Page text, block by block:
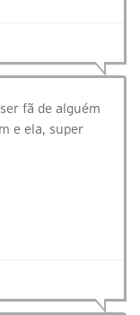
fã de alguém
e ela, super